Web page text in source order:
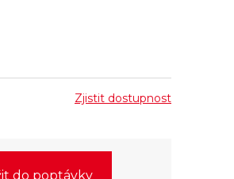
Zjistit dostupnost
do poptávky